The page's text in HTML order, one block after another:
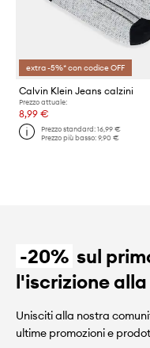
extra -5%* con codice OFF
Calvin Klein Jeans calzini
Prezzo attuale:
8,99 €
Prezzo standard:16,99 €
Prezzo più basso:9,90 €
-20% sul
l'iscrizione
Unisciti alla nostra
ultime promozioni e